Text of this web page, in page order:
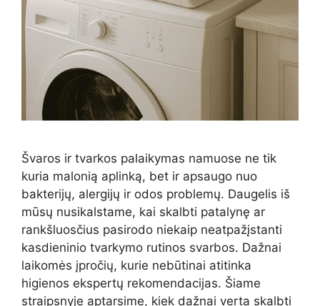
Švaros ir tvarkos palaikymas namuose ne tik
kuria malonią aplinką, bet ir apsaugo nuo
bakterijų, alergijų ir odos problemų. Daugelis iš
mūsų nusikalstame, kai skalbti patalynę ar
rankšluosčius pasirodo niekaip neatpažįstanti
kasdieninio tvarkymo rutinos svarbos. Dažnai
laikomės įpročių, kurie nebūtinai atitinka
higienos ekspertų rekomendacijas. Šiame
straipsnyje aptarsime, kiek dažnai verta skalbti